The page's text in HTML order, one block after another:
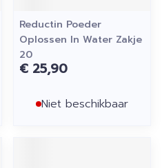
Reductin Poeder
Oplossen In Water Zakje
20
€ 25,90
Niet beschikbaar